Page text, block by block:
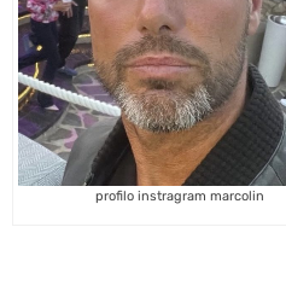
profilo instragram marcolin